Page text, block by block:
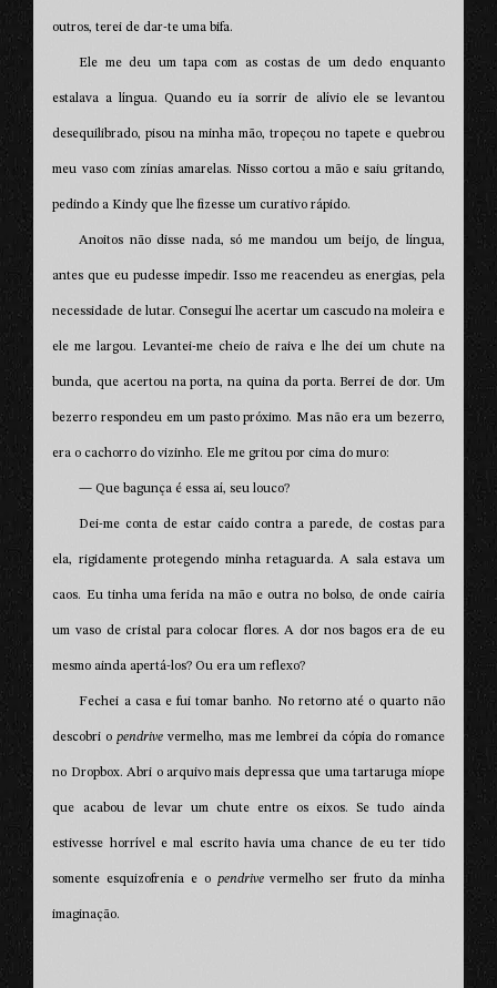
outros, terei de dar-te uma bifa.
Ele me deu um tapa com as costas de um dedo enquanto
estalava a língua. Quando eu ia sorrir de alívio ele se levantou
desequilibrado, pisou na minha mão, tropeçou no tapete e quebrou
meu vaso com zínias amarelas. Nisso cortou a mão e saiu gritando,
pedindo a Kindy que lhe fizesse um curativo rápido.
Anoitos não disse nada, só me mandou um beijo, de língua,
antes que eu pudesse impedir. Isso me reacendeu as energias, pela
necessidade de lutar. Consegui lhe acertar um cascudo na moleira e
ele me largou. Levantei-me cheio de raiva e lhe dei um chute na
bunda, que acertou na porta, na quina da porta. Berrei de dor. Um
bezerro respondeu em um pasto próximo. Mas não era um bezerro,
era o cachorro do vizinho. Ele me gritou por cima do muro:
— Que bagunça é essa aí, seu louco?
Dei-me conta de estar caído contra a parede, de costas para
ela, rigidamente protegendo minha retaguarda. A sala estava um
caos. Eu tinha uma ferida na mão e outra no bolso, de onde cairia
um vaso de cristal para colocar flores. A dor nos bagos era de eu
mesmo ainda apertá-los? Ou era um reflexo?
Fechei a casa e fui tomar banho. No retorno até o quarto não
descobri opendrive vermelho, mas me lembrei da cópia do romance
no Dropbox. Abri o arquivo mais depressa que uma tartaruga míope
que acabou de levar um chute entre os eixos. Se tudo ainda
estivesse horrível e mal escrito havia uma chance de eu ter tido
somente esquizofrenia e o pendrivevermelho ser fruto da minha
imaginação.